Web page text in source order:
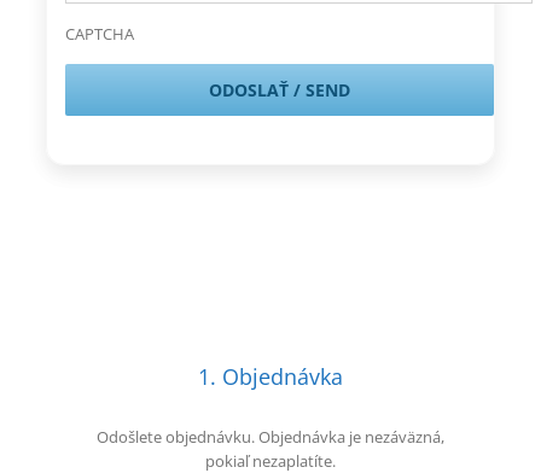
CAPTCHA
1. Objednávka
Odošlete objednávku. Objednávka je nezáväzná,
pokiaľ nezaplatíte.